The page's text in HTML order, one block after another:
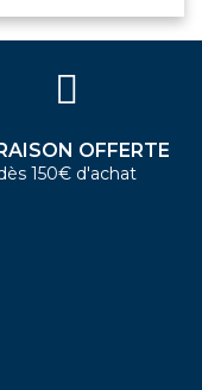
OFFERTE
150€ d'achat